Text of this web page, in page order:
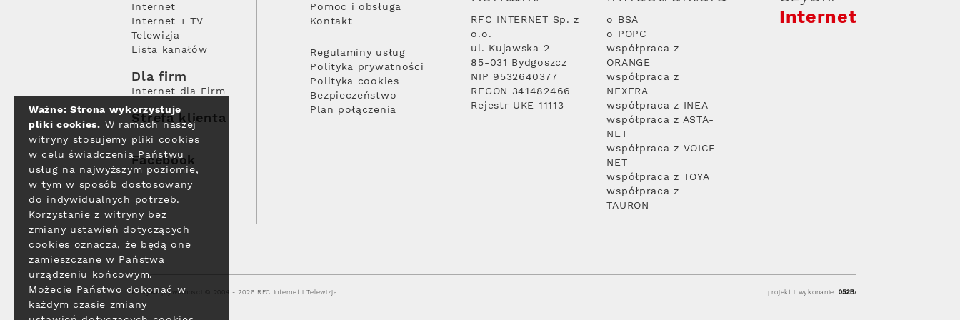
Internet
Internet + TV
Telewizja
Lista kanałów
Dla firm
Internet dla Firm
Strefa klienta
Facebook
Pomoc i obsługa
Kontakt
Regulaminy usług
Polityka prywatności
Polityka cookies
Bezpieczeństwo
Plan połączenia
RFC INTERNET Sp. z
o.o.
ul. Kujawska 2
85-031 Bydgoszcz
NIP 9532640377
REGON 341482466
Rejestr UKE 11113
o BSA
o POPC
współpraca z
ORANGE
współpraca z
NEXERA
współpraca z INEA
współpraca z ASTA-
NET
współpraca z VOICE-
NET
współpraca z TOYA
współpraca z
TAURON
Internet
Polityka prywatności © 2004 - 2026 RFC Internet i Telewizja projekt i wykonanie:
Ważne: Strona wykorzystuje
pliki cookies. W ramach naszej
witryny stosujemy pliki cookies
w celu świadczenia Państwu
usług na najwyższym poziomie,
w tym w sposób dostosowany
do indywidualnych potrzeb.
Korzystanie z witryny bez
zmiany ustawień dotyczących
cookies oznacza, że będą one
zamieszczane w Państwa
urządzeniu końcowym.
Możecie Państwo dokonać w
każdym czasie zmiany